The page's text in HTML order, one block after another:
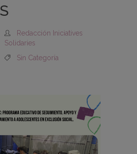
S
Redacción Iniciatives
Solidaries
Sin Categoría